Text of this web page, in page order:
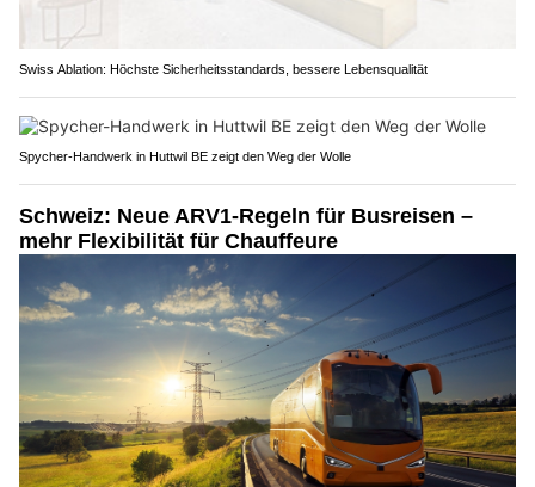
Swiss Ablation: Höchste Sicherheitsstandards, bessere Lebensqualität
Spycher-Handwerk in Huttwil BE zeigt den Weg der Wolle
Schweiz: Neue ARV1-Regeln für Busreisen –
mehr Flexibilität für Chauffeure